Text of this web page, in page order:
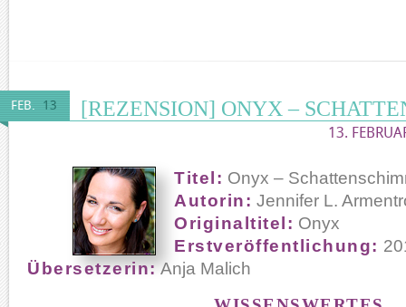
FEB. 13 [REZENSION] ONYX –
13.
Titel: Onyx –
Autorin: Jennifer L.
Originaltitel: Onyx
Erstveröffentlichung:
Übersetzerin:Anja Malich